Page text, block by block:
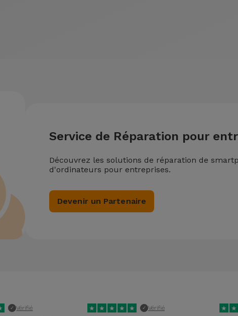
Service de Réparation pour
Découvrez les solutions de réparation de
d'ordinateurs pour entreprises.
Devenir un Partenaire
✓ Vérifié ★ ★ ★ ★ ★ ✓ Vérifié ★ ★